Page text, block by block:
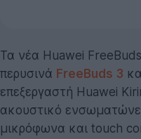
Τα νέα Huawei
περυσινά FreeBuds 3
επεξεργαστή Huawei
ακουστικό
μικρόφωνα και touch